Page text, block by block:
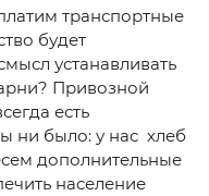
транспортные
будет
устанавливать
Привозной
есть
ни было: у нас хлеб
дополнительные
население